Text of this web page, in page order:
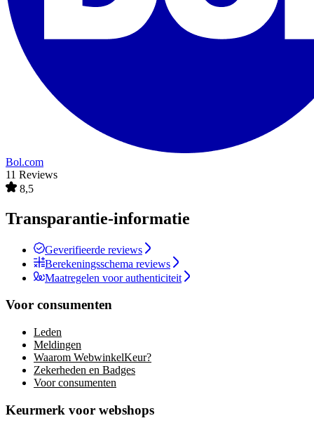
Bol.com
11 Reviews
8,5
Transparantie-informatie
Geverifieerde reviews
Berekeningsschema reviews
Maatregelen voor authenticiteit
Voor consumenten
Leden
Meldingen
Waarom WebwinkelKeur?
Zekerheden en Badges
Voor consumenten
Keurmerk voor webshops